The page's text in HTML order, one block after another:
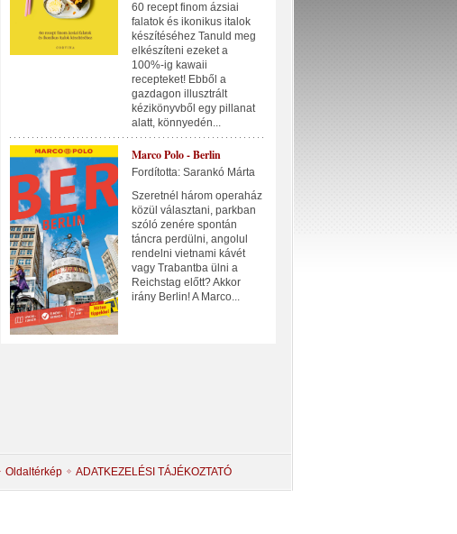
60 recept finom ázsiai
falatok és ikonikus italok
készítéséhez Tanuld meg
elkészíteni ezeket a
100%-ig kawaii
recepteket! Ebből a
gazdagon illusztrált
kézikönyvből egy pillanat
alatt, könnyedén...
Marco Polo - Berlin
Fordította: Sarankó Márta
Szeretnél három operaház
közül választani, parkban
szóló zenére spontán
táncra perdülni, angolul
rendelni vietnami kávét
vagy Trabantba ülni a
Reichstag előtt? Akkor
irány Berlin! A Marco...
Oldaltérkép ADATKEZELÉSI TÁJÉKOZTATÓ